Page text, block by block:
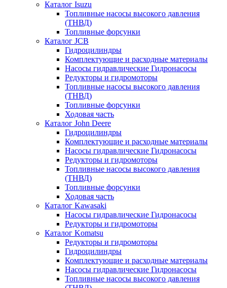
Каталог Isuzu
Топливные насосы высокого давления
(ТНВД)
Топливные форсунки
Каталог JCB
Гидроцилиндры
Комплектующие и расходные материалы
Насосы гидравлические Гидронасосы
Редукторы и гидромоторы
Топливные насосы высокого давления
(ТНВД)
Топливные форсунки
Ходовая часть
Каталог John Deere
Гидроцилиндры
Комплектующие и расходные материалы
Насосы гидравлические Гидронасосы
Редукторы и гидромоторы
Топливные насосы высокого давления
(ТНВД)
Топливные форсунки
Ходовая часть
Каталог Kawasaki
Насосы гидравлические Гидронасосы
Редукторы и гидромоторы
Каталог Komatsu
Редукторы и гидромоторы
Гидроцилиндры
Комплектующие и расходные материалы
Насосы гидравлические Гидронасосы
Топливные насосы высокого давления